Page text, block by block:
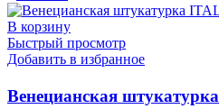
В корзину
Быстрый просмотр
Добавить в избранное
Венецианская